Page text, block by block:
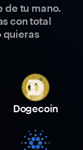
de tu mano.
con total
quieras
Dogecoin